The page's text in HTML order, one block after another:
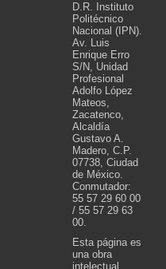
D.R. Instituto
Politécnico
Nacional (IPN).
Av. Luis
Enrique Erro
S/N, Unidad
Profesional
Adolfo López
Mateos,
Zacatenco,
Alcaldía
Gustavo A.
Madero, C.P.
07738, Ciudad
de México.
Conmutador:
55 57 29 60 00
/ 55 57 29 63
00.
Esta página es
una obra
intelectual